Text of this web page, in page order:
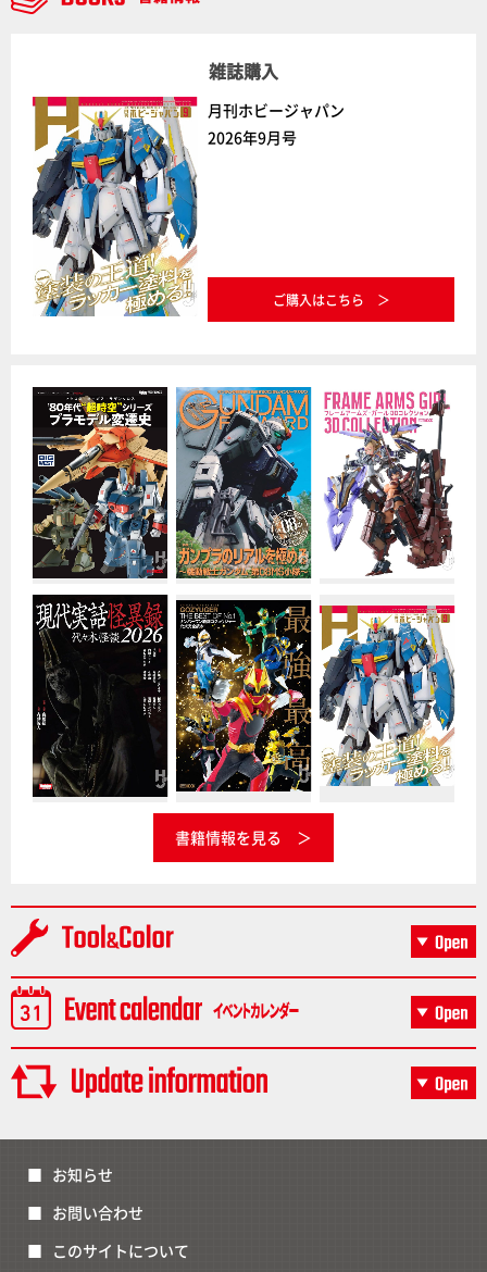
雑誌購入
月刊ホビージャパン
2026年9月号
ご購入はこちら
書籍情報を見る
お知らせ
お問い合わせ
このサイトについて